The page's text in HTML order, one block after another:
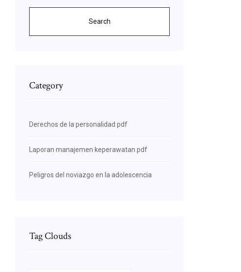
Search
Category
Derechos de la personalidad pdf
Laporan manajemen keperawatan pdf
Peligros del noviazgo en la adolescencia
Tag Clouds